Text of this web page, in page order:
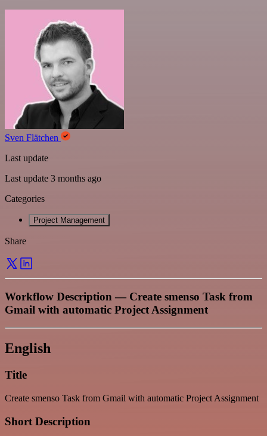
Sven Flätchen
Last update
Last update 3 months ago
Categories
Project Management
Share
Workflow Description — Create smenso Task from
Gmail with automatic Project Assignment
English
Title
Create smenso Task from Gmail with automatic Project Assignment
Short Description